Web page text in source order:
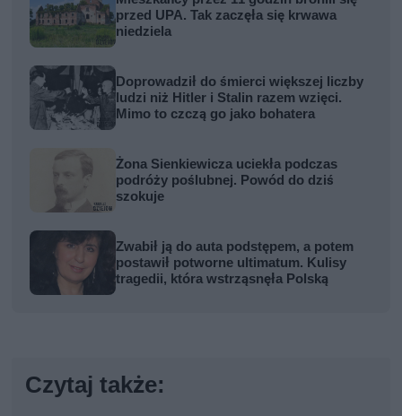
przed UPA. Tak zaczęła się krwawa
niedziela
Doprowadził do śmierci większej liczby
ludzi niż Hitler i Stalin razem wzięci.
Mimo to czczą go jako bohatera
Żona Sienkiewicza uciekła podczas
podróży poślubnej. Powód do dziś
szokuje
Zwabił ją do auta podstępem, a potem
postawił potworne ultimatum. Kulisy
tragedii, która wstrząsnęła Polską
Czytaj także: